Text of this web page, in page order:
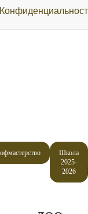
Школа
2025-
2026